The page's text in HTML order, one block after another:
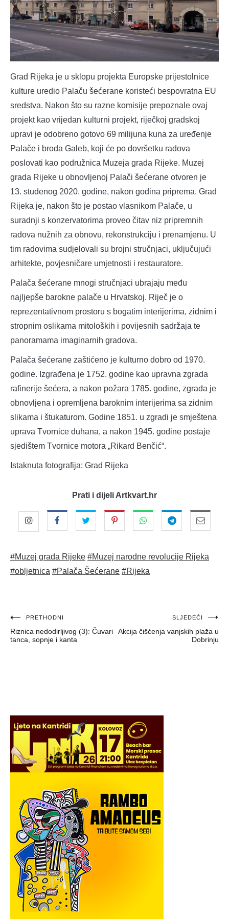
Grad Rijeka je u sklopu projekta Europske prijestolnice
kulture uredio Palaču šećerane koristeći bespovratna EU
sredstva. Nakon što su razne komisije prepoznale ovaj
projekt kao vrijedan kulturni projekt, riječkoj gradskoj
upravi je odobreno gotovo 69 milijuna kuna za uređenje
Palače i broda Galeb, koji će po dovršetku radova
poslovati kao podružnica Muzeja grada Rijeke. Muzej
grada Rijeke u obnovljenoj Palači šećerane otvoren je
13. studenog 2020. godine, nakon godina priprema. Grad
Rijeka je, nakon što je postao vlasnikom Palače, u
suradnji s konzervatorima proveo čitav niz pripremnih
radova nužnih za obnovu, rekonstrukciju i prenamjenu. U
tim radovima sudjelovali su brojni stručnjaci, uključujući
arhitekte, povjesničare umjetnosti i restauratore.
Palača šećerane mnogi stručnjaci ubrajaju među
najljepše barokne palače u Hrvatskoj. Riječ je o
reprezentativnom prostoru s bogatim interijerima, zidnim i
stropnim oslikama mitoloških i povijesnih sadržaja te
panoramama imaginarnih gradova.
Palača šećerane zaštićeno je kulturno dobro od 1970.
godine. Izgrađena je 1752. godine kao upravna zgrada
rafinerije šećera, a nakon požara 1785. godine, zgrada je
obnovljena i opremljena baroknim interijerima sa zidnim
slikama i štukaturom. Godine 1851. u zgradi je smještena
uprava Tvornice duhana, a nakon 1945. godine postaje
sjedištem Tvornice motora „Rikard Benčić“.
Istaknuta fotografija: Grad Rijeka
Prati i dijeli Artkvart.hr
#Muzej grada Rijeke #Muzej narodne revolucije Rijeka
#obljetnica #Palača Šećerane #Rijeka
Navigacija
objava
PRETHODNI
Riznica nedodirljivog (3): Čuvari
tanca, sopnje i kanta
SLJEDEĆI
Akcija čišćenja vanjskih plaža u
Dobrinju